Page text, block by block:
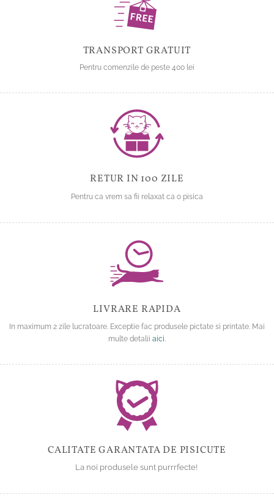
alese
în
pagina
produsului.
TRANSPORT GRATUIT
Pentru comenzile de peste 400 lei
RETUR IN 100 ZILE
Pentru ca vrem sa fii relaxat ca o pisica
LIVRARE RAPIDA
In maximum 2 zile lucratoare. Exceptie fac produsele pictate si printate. Mai
multe detalii aici
CALITATE GARANTATA DE PISICUTE
La noi produsele sunt purrrfecte!